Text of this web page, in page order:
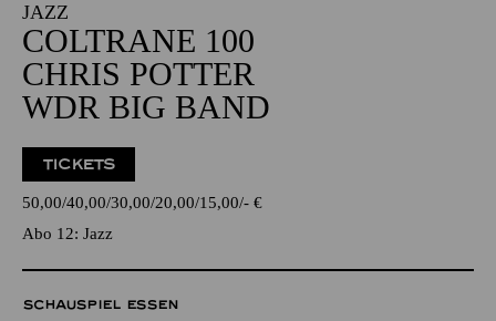
JAZZ
COLTRANE 100
CHRIS POTTER
WDR BIG BAND
TICKETS
50,00 40,00 30,00 20,00 15,00 - €
Abo 12: Jazz
SCHAUSPIEL ESSEN